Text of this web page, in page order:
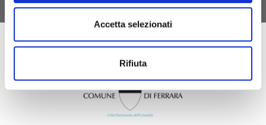
Accetta selezionati
Rifiuta